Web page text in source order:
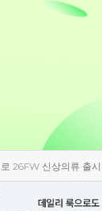
26FW 신상의류 출시!